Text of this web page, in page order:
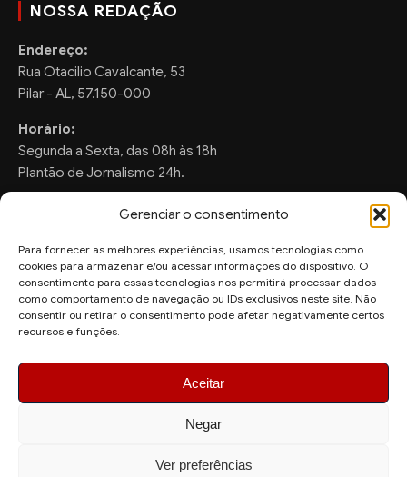
Gerenciar o consentimento
Para fornecer as melhores experiências, usamos tecnologias como
cookies para armazenar e/ou acessar informações do dispositivo. O
consentimento para essas tecnologias nos permitirá processar dados
como comportamento de navegação ou IDs exclusivos neste site. Não
consentir ou retirar o consentimento pode afetar negativamente certos
recursos e funções.
Aceitar
Negar
Ver preferências
NOSSA REDAÇÃO
Endereço:
Rua Otacilio Cavalcante, 53
Pilar - AL, 57.150-000
Horário:
Segunda a Sexta, das 08h às 18h
Plantão de Jornalismo 24h.
FALE CONOSCO
Sugestões de Pauta:
ronaldo.valentim150@gmail.com
© 2026 AquiAgora - Todos os direitos reservados.